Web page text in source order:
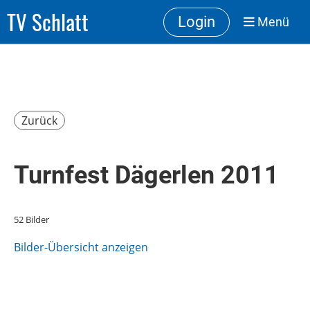
TV Schlatt Login Menü
Zurück
Turnfest Dägerlen 2011
52 Bilder
Bilder-Übersicht anzeigen